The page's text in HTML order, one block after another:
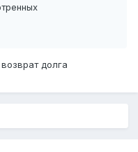
долга